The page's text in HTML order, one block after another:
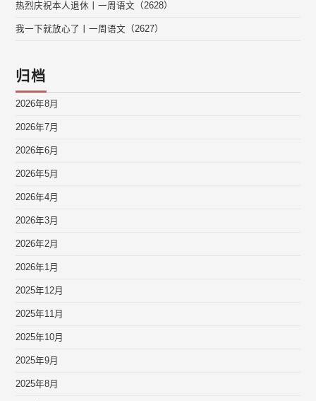
热烈庆祝本人退休丨一周语文（2628）
我一下就放心了丨一周语文（2627）
归档
2026年8月
2026年7月
2026年6月
2026年5月
2026年4月
2026年3月
2026年2月
2026年1月
2025年12月
2025年11月
2025年10月
2025年9月
2025年8月